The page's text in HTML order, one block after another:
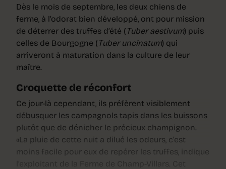
Dès le mois de septembre, les deux chiens de
ferme, à l’odorat bien développé, ont pour mission
de déterrer des truffes d’été ( Tuber aestivum) puis
celles de Bourgogne ( Tuber uncinatum) qui
arriveront à maturation dans la culture de leur
maître.
Croquette de réconfort
Ce jour-là cependant, ils préfèrent visiblement
débusquer les campagnols tapis dans les buissons
plutôt que de dénicher le précieux champignon.
«La pluie de cette nuit a dilué les odeurs, c’est
moins facile pour eux de repérer les truffes, indique
l’exploitant de la Ferme de Champ-Villars. Cet